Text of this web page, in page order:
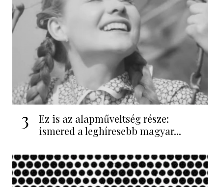
3
Ez is az alapműveltség része:
ismered a leghíresebb magyar...